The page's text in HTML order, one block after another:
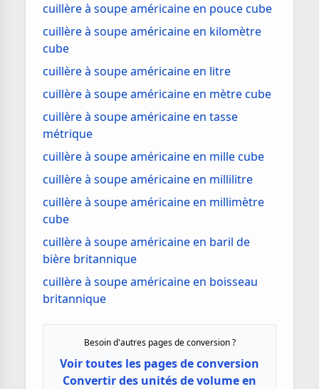
cuillère à soupe américaine en pouce cube
cuillère à soupe américaine en kilomètre
cube
cuillère à soupe américaine en litre
cuillère à soupe américaine en mètre cube
cuillère à soupe américaine en tasse
métrique
cuillère à soupe américaine en mille cube
cuillère à soupe américaine en millilitre
cuillère à soupe américaine en millimètre
cube
cuillère à soupe américaine en baril de
bière britannique
cuillère à soupe américaine en boisseau
britannique
Besoin d'autres pages de conversion ?
Voir toutes les pages de conversion
Convertir des unités de volume en